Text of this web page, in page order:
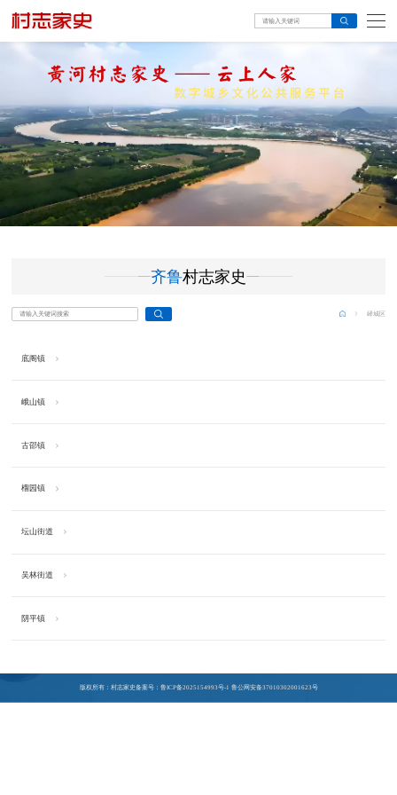
齐鲁村志家史
峄城区
底阁镇
峨山镇
古邵镇
榴园镇
坛山街道
吴林街道
阴平镇
版权所有：村志家史备案号：鲁ICP备2025154993号-1 鲁公网安备37010302001623号